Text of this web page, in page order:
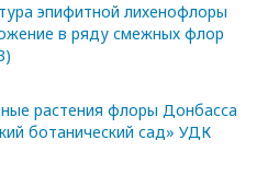
эпифитной лихенофлоры
в ряду смежных флор
растения флоры Донбасса
ботанический сад» УДК